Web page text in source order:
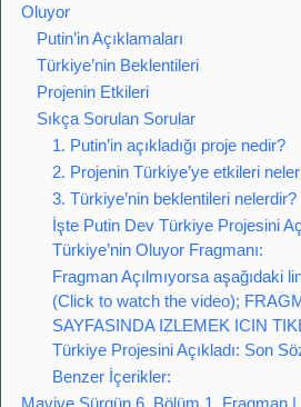
Oluyor
Putin’in Açıklamaları
Türkiye’nin Beklentileri
Projenin Etkileri
Sıkça Sorulan Sorular
1. Putin’in açıkladığı proje nedir?
2. Projenin Türkiye’ye etkileri
3. Türkiye’nin beklentileri nelerdir?
İşte Putin Dev Türkiye Projesini
Türkiye’nin Oluyor Fragmanı:
Fragman Açılmıyorsa aşağıdaki
(Click to watch the video);
SAYFASINDA IZLEMEK ICIN
Türkiye Projesini Açıkladı: Son
Benzer İçerikler:
Maviye Sürgün 6. Bölüm 1. Fragman |